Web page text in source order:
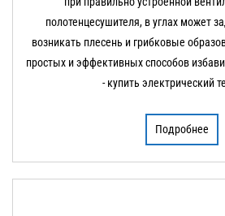
полотенцесушителя, в углах может
возникать плесень и грибковые
простых и эффективных способов
- купить электрический
Подробнее